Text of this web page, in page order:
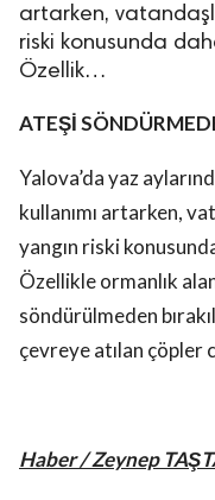
artarken,
riski konusunda
Özellik…
ATEŞİ
Yalova’da yaz
kullanımı artarken,
yangın riski
Özellikle ormanlık
söndürülmeden
çevreye atılan
Haber / Zeynep